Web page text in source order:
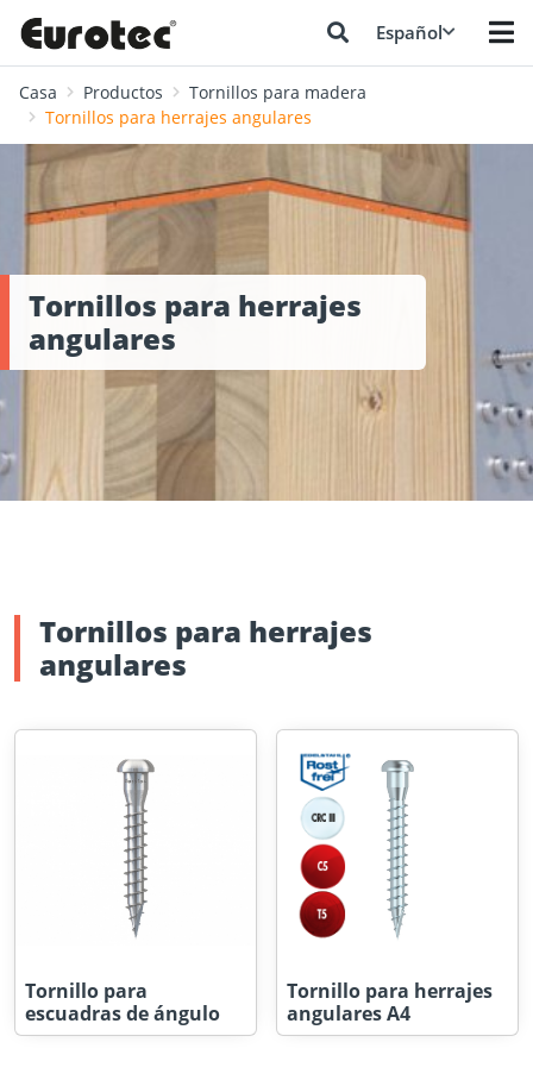
Español
Casa Productos
Tornillos para madera
Tornillos para herrajes angulares
Tornillos para herrajes
angulares
Tornillos para herrajes
angulares
Tornillo para
escuadras de ángulo
Tornillo para herrajes
angulares A4